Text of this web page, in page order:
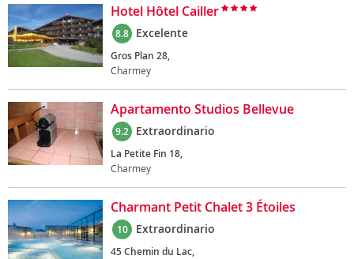
Hotel Hôtel Cailler
8.8 Excelente
Gros Plan 28,
Charmey
Apartamento Studios Bellevue
9.2 Extraordinario
La Petite Fin 18,
Charmey
Charmant Petit Chalet 3 Étoiles
10 Extraordinario
45 Chemin du Lac,